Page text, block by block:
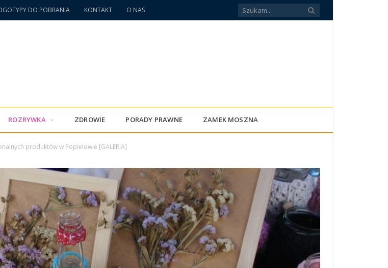
DO POBRANIA KONTAKT O NAS
ROZRYWKA ZDROWIE PORADY PRAWNE ZAMEK MOSZNA
produktów w Popielowie [GALERIA]